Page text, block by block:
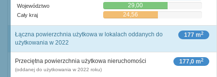
Województwo 29,00
Cały kraj 24,56
177 m2
Łączna powierzchnia użytkowa w lokalach oddanych do
użytkowania w 2022
177,0 m2
Przeciętna powierzchnia użytkowa nieruchomości
(oddanej do użytkowania w 2022 roku)